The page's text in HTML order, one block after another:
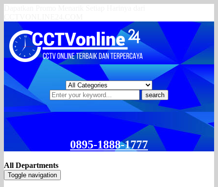
search
0895-1888-1777
All Departments
Toggle navigation